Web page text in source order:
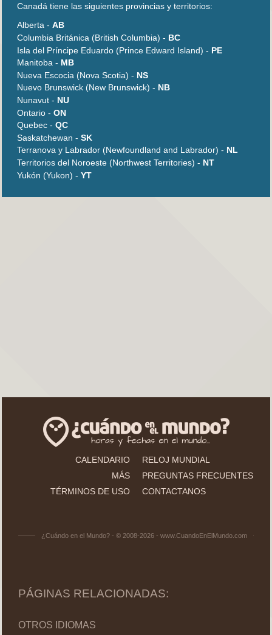
Canadá tiene las siguientes provincias y territorios:
Alberta - AB
Columbia Británica (British Columbia) - BC
Isla del Príncipe Eduardo (Prince Edward Island) - PE
Manitoba - MB
Nueva Escocia (Nova Scotia) - NS
Nuevo Brunswick (New Brunswick) - NB
Nunavut - NU
Ontario - ON
Quebec - QC
Saskatchewan - SK
Terranova y Labrador (Newfoundland and Labrador) - NL
Territorios del Noroeste (Northwest Territories) - NT
Yukón (Yukon) - YT
CALENDARIO
RELOJ MUNDIAL
MÁS
PREGUNTAS FRECUENTES
TÉRMINOS DE USO
CONTACTANOS
¿Cuándo en el Mundo? - © 2008-2026 - www.CuandoEnElMundo.com
PÁGINAS RELACIONADAS:
OTROS IDIOMAS